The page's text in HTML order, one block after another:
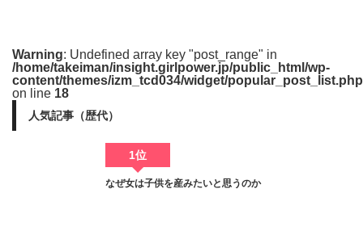
Warning: Undefined array key "post_range" in
/home/takeiman/insight.girlpower.jp/public_html/wp-
content/themes/izm_tcd034/widget/popular_post_list.php
on line 18
人気記事（歴代）
1位
なぜ女は子供を産みたいと思うのか